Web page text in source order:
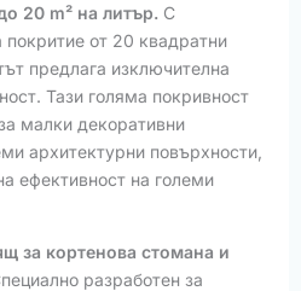
20 m² на литър. С
от 20 квадратни
предлага изключителна
Тази голяма покривност
малки декоративни
архитектурни повърхности,
ефективност на големи
за кортенова стомана и
разработен за